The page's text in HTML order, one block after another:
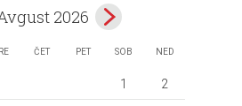
2026
ČET PET SOB NED
1 2